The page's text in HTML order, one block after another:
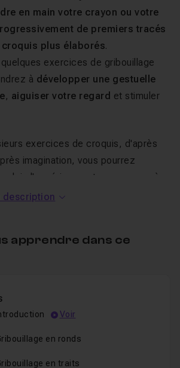
en main votre crayon ou votre
de premiers tracés
plus élaborés.
exercices de gribouillage
à développer une gestuelle
, aiguiser votre regard et stimuler
exercices de croquis, d'après
imagination, vous pourrez
loin l'expérience et commencer à
entre dessin intuitif et dessin
le matériel nécessaire est assez
en HB ou 2B, un crayon graphite
papier croquis ou d'impression de
de ce cours
dessin : Du
description
apprendre dans ce
Voir
en ronds
en traits